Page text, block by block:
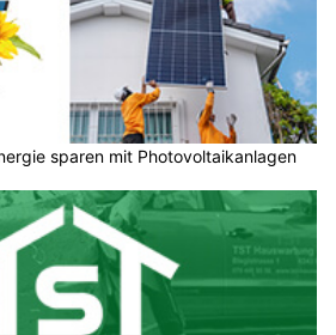
sparen mit Photovoltaikanlagen